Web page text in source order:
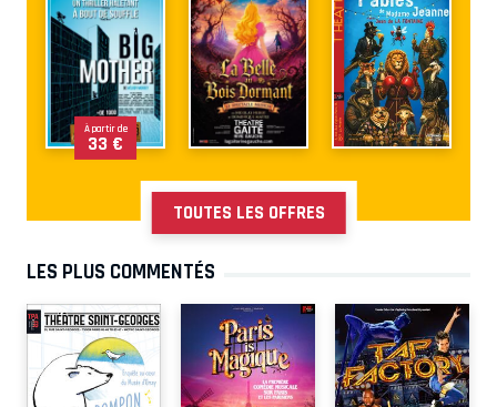
À partir de
33 €
TOUTES LES OFFRES
LES PLUS COMMENTÉS